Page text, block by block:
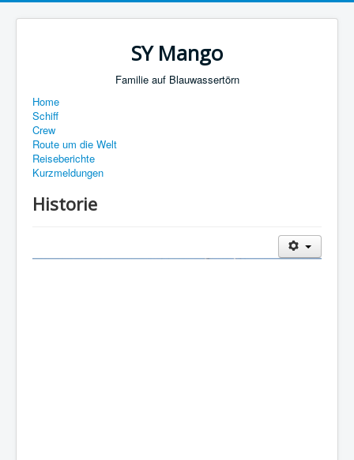
SY Mango
Familie auf Blauwassertörn
Home
Schiff
Crew
Route um die Welt
Reiseberichte
Kurzmeldungen
Historie